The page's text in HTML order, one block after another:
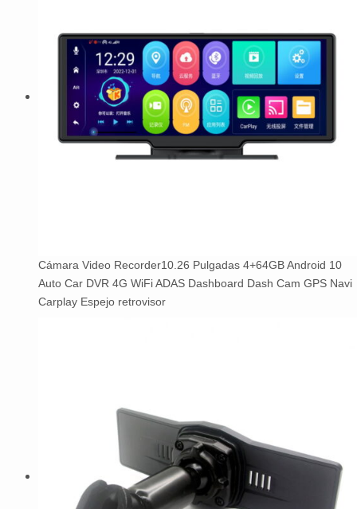
Cámara Video Recorder10.26 Pulgadas 4+64GB Android 10
Auto Car DVR 4G WiFi ADAS Dashboard Dash Cam GPS Navi
Carplay Espejo retrovisor